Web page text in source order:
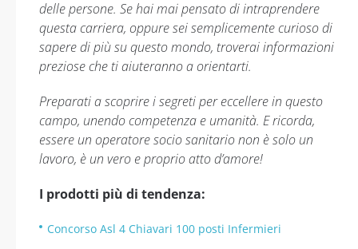
delle persone. Se hai mai pensato di intraprendere
questa carriera, oppure sei semplicemente curioso di
sapere di più su questo mondo, troverai informazioni
preziose che ti aiuteranno a orientarti.
Preparati a scoprire i segreti per eccellere in questo
campo, unendo competenza e umanità. E ricorda,
essere un operatore socio sanitario non è solo un
lavoro, è un vero e proprio atto d’amore!
I prodotti più di tendenza:
Concorso Asl 4 Chiavari 100 posti Infermieri